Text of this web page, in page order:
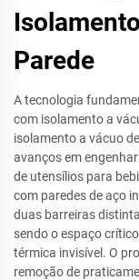
Parede
A tecnologia
com isolamento a
isolamento a vácuo
avanços em
de utensílios para
com paredes de aço
duas barreiras
sendo o espaço
térmica invisível. O
remoção de